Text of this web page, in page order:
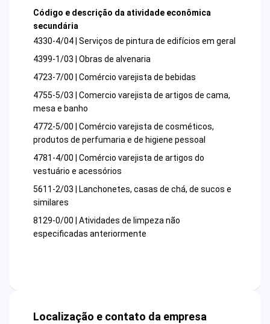
Código e descrição da atividade econômica
secundária
4330-4/04 | Serviços de pintura de edifícios em geral
4399-1/03 | Obras de alvenaria
4723-7/00 | Comércio varejista de bebidas
4755-5/03 | Comercio varejista de artigos de cama,
mesa e banho
4772-5/00 | Comércio varejista de cosméticos,
produtos de perfumaria e de higiene pessoal
4781-4/00 | Comércio varejista de artigos do
vestuário e acessórios
5611-2/03 | Lanchonetes, casas de chá, de sucos e
similares
8129-0/00 | Atividades de limpeza não
especificadas anteriormente
Localização e contato da empresa